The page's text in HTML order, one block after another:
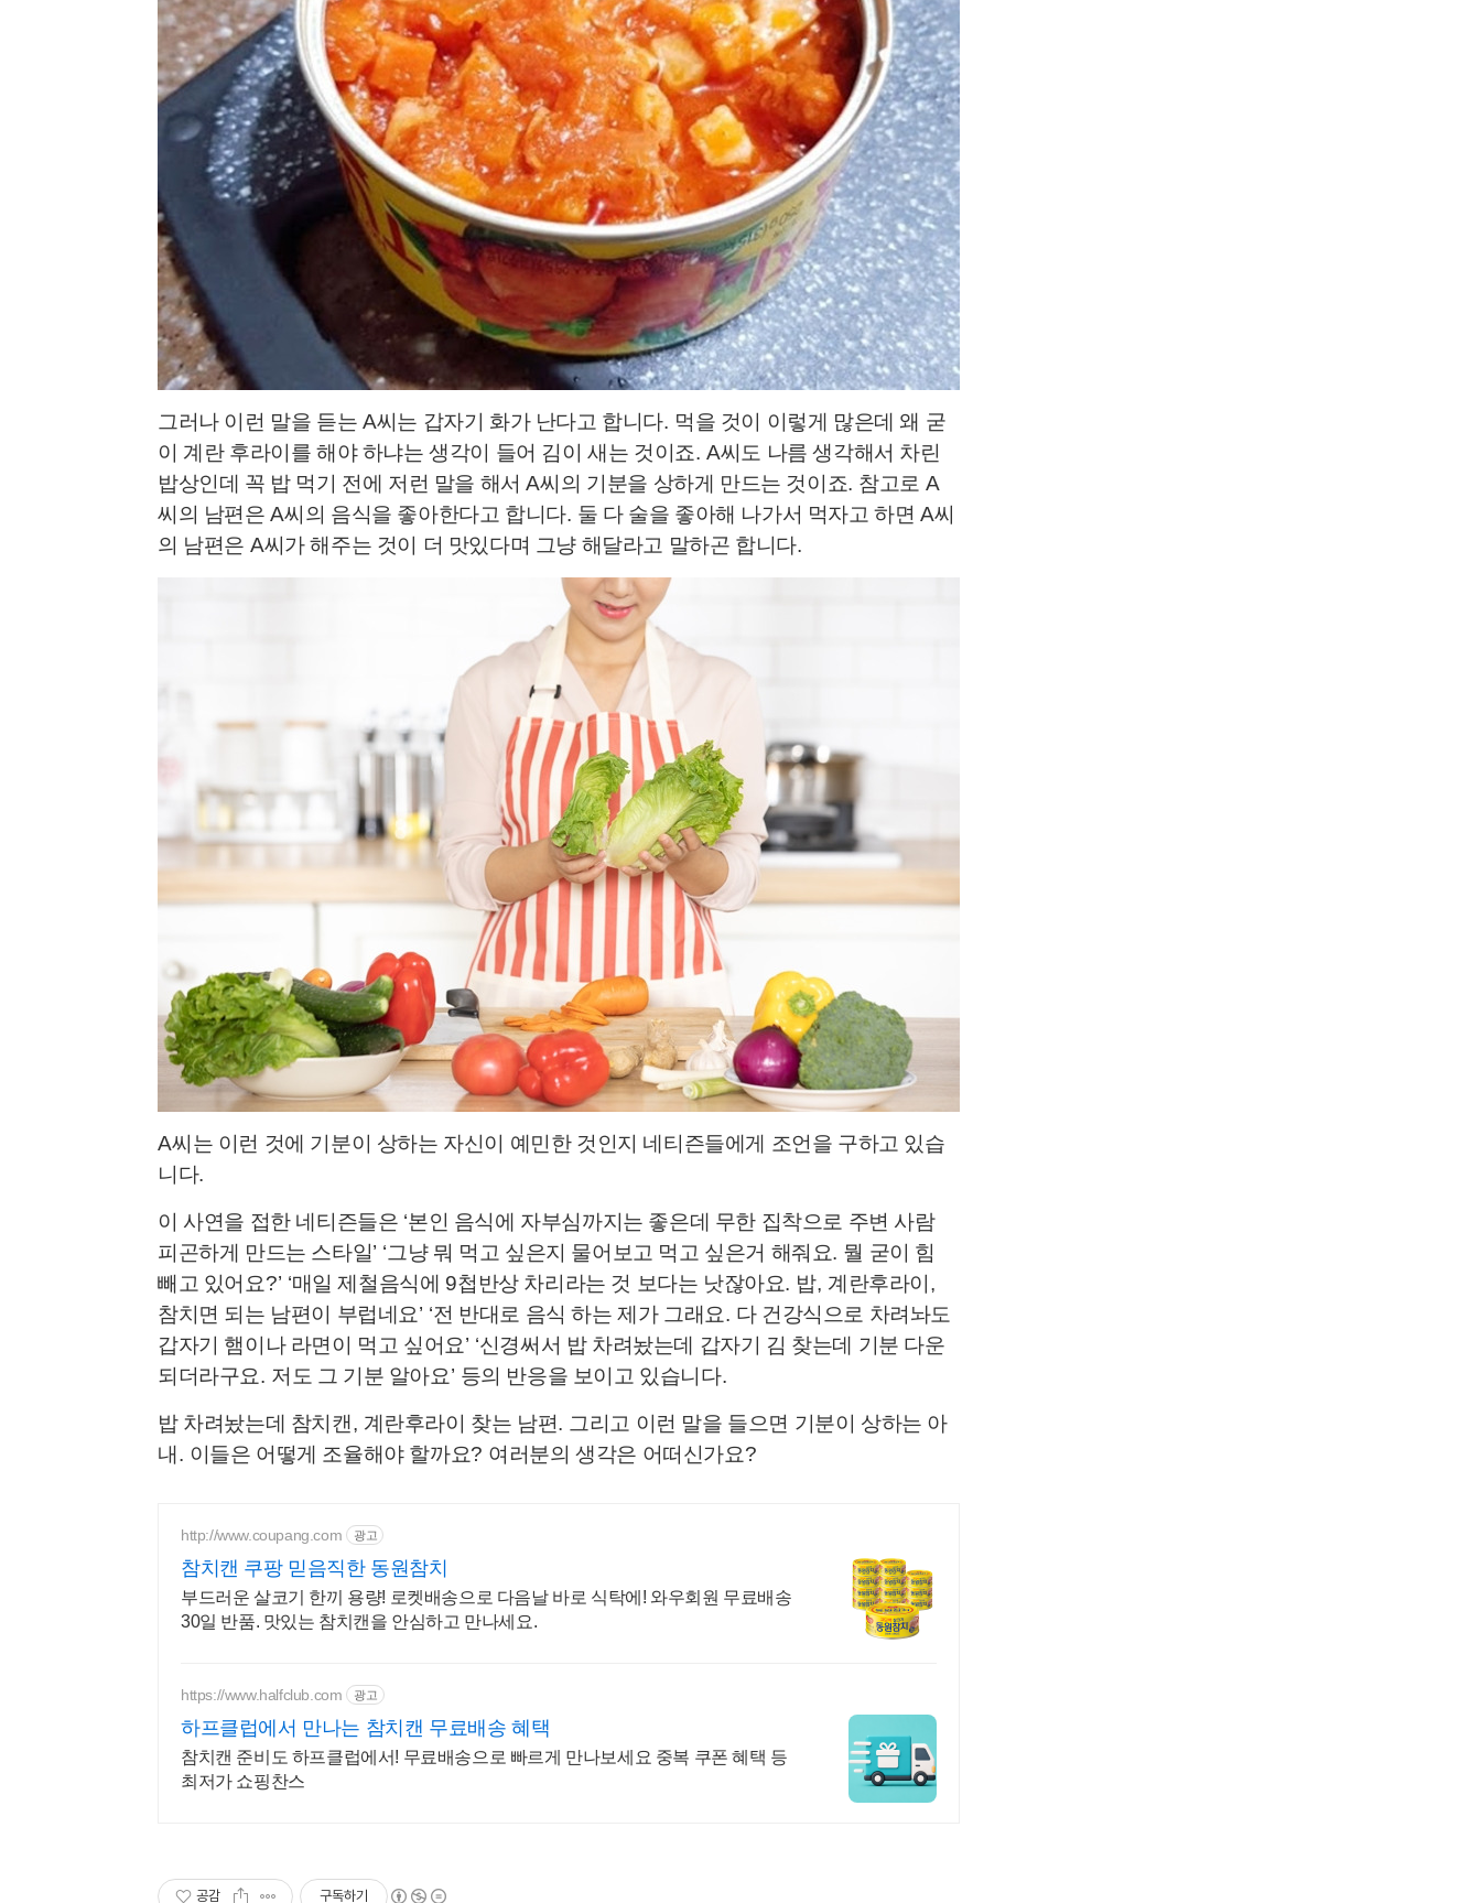
그러나 이런 말을 듣는 A씨는 갑자기 화가 난다고 합니다. 먹을 것이 이렇게 많은데 왜 굳
이 계란 후라이를 해야 하냐는 생각이 들어 김이 새는 것이죠. A씨도 나름 생각해서 차린
밥상인데 꼭 밥 먹기 전에 저런 말을 해서A씨의 기분을 상하게 만드는 것이죠. 참고로 A
씨의 남편은A씨의 음식을 좋아한다고 합니다. 둘 다 술을 좋아해 나가서 먹자고 하면A씨
의 남편은 A씨가 해주는 것이 더 맛있다며 그냥 해달라고 말하곤 합니다.
A씨는 이런 것에 기분이 상하는 자신이 예민한 것인지 네티즌들에게 조언을 구하고 있습
니다.
이 사연을 접한 네티즌들은 ‘본인 음식에 자부심까지는 좋은데 무한 집착으로 주변 사람
피곤하게 만드는 스타일’ ‘그냥 뭐 먹고 싶은지 물어보고 먹고 싶은거 해줘요. 뭘 굳이 힘
빼고 있어요?’ ‘매일 제철음식에 9첩반상 차리라는 것 보다는 낫잖아요. 밥, 계란후라이 ,
참치면 되는 남편이 부럽네요’ ‘전 반대로 음식 하는 제가 그래요. 다 건강식으로 차려놔도
갑자기 햄이나 라면이 먹고 싶어요’ ‘신경써서 밥 차려놨는데 갑자기 김 찾는데 기분 다운
되더라구요. 저도 그 기분 알아요’ 등의 반응을 보이고 있습니다.
밥 차려놨는데 참치캔 , 계란후라이 찾는 남편. 그리고 이런 말을 들으면 기분이 상하는 아
내 . 이들은 어떻게 조율해야 할까요? 여러분의 생각은 어떠신가요?
http://www.coupang.com 광고
참치캔 쿠팡 믿음직한 동원참치
부드러운 살코기 한끼 용량! 로켓배송으로 다음날 바로 식탁에! 와우회원 무료배송
30일 반품. 맛있는 참치캔을 안심하고 만나세요.
https://www.halfclub.com 광고
하프클럽에서 만나는 참치캔 무료배송 혜택
참치캔 준비도 하프클럽에서! 무료배송으로 빠르게 만나보세요 중복 쿠폰 혜택 등
최저가 쇼핑찬스
공감 구독하기